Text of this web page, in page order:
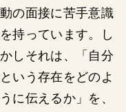
動の面接に苦手意識
を持っています。し
かしそれは、「自分
という存在をどのよ
うに伝えるか」を、